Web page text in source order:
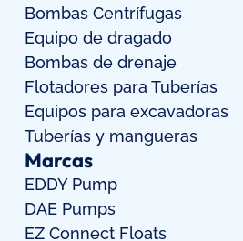
Bombas Centrífugas
Equipo de dragado
Bombas de drenaje
Flotadores para Tuberías
Equipos para excavadoras
Tuberías y mangueras
Marcas
EDDY Pump
DAE Pumps
EZ Connect Floats